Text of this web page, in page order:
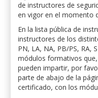
de instructores de
en vigor en el momento
En la lista pública de
instructores de los
PN, LA, NA, PB/PS, RA,
módulos formativos
pueden impartir, por
parte de abajo de la
certificado, con los